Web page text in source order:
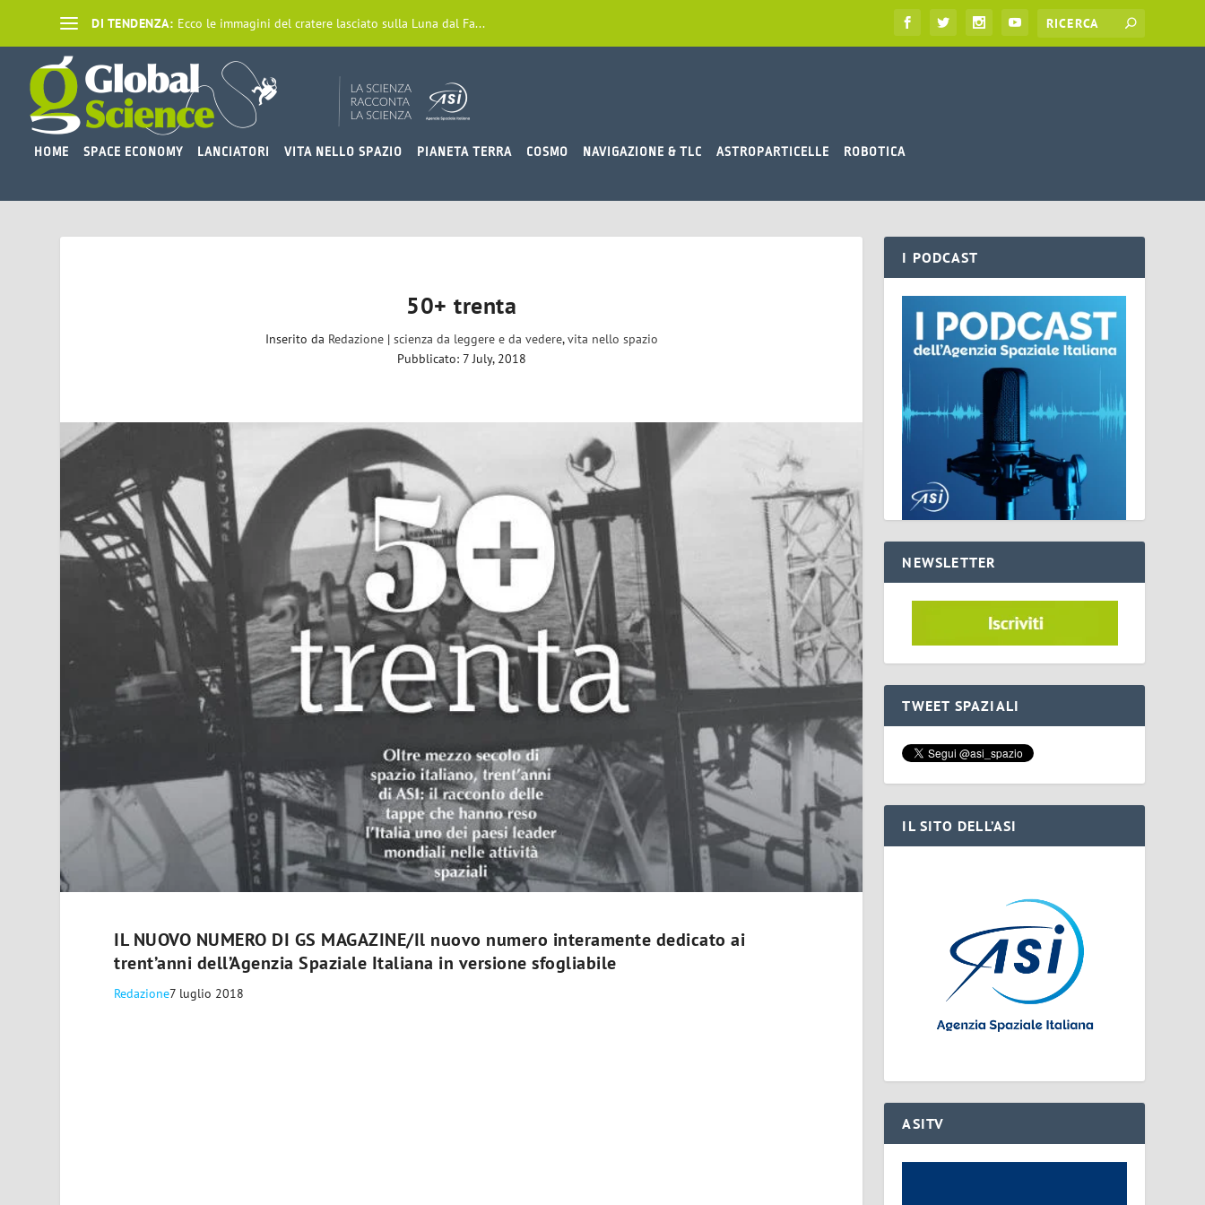
DI TENDENZA: Ecco le immagini del cratere lasciato sulla Luna dal Fa...
HOME SPACE ECONOMY LANCIATORI VITA NELLO SPAZIO PIANETA TERRA COSMO NAVIGAZIONE & TLC ASTROPARTICELLE ROBOTICA
50+ trenta
Inserito da Redazione| scienza da leggere e da vedere,vita nello spazio
Pubblicato: 7 July, 2018
IL NUOVO NUMERO DI GS MAGAZINE/Il nuovo numero interamente dedicato ai
trent’anni dell’Agenzia Spaziale Italiana in versione sfogliabile
Redazione7 luglio 2018
I PODCAST
NEWSLETTER
TWEET SPAZIALI
IL SITO DELL’ASI
ASITV